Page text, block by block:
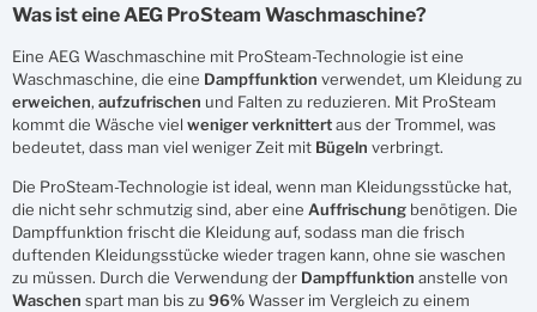
Was ist eine AEG ProSteam Waschmaschine?
Eine AEG Waschmaschine mit ProSteam-Technologie ist eine
Waschmaschine, die eine Dampffunktion verwendet, um Kleidung zu
erweichen, aufzufrischen und Falten zu reduzieren. Mit ProSteam
kommt die Wäsche viel wenigerverknittertaus der Trommel, was
bedeutet, dass man viel weniger Zeit mit Bügeln verbringt.
Die ProSteam-Technologie ist ideal, wenn man Kleidungsstücke hat,
die nicht sehr schmutzig sind, aber eine Auffrischung benötigen. Die
Dampffunktion frischt die Kleidung auf, sodass man die frisch
duftenden Kleidungsstücke wieder tragen kann, ohne sie waschen
zu müssen. Durch die Verwendung der Dampffunktion anstelle von
Waschen spart man bis zu 96%Wasser im Vergleich zu einem